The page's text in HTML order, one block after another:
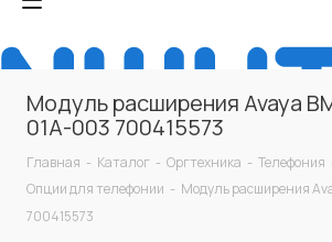
Модуль расширения Avaya
01А-003 700415573
Главная - Каталог - Оргтехника - Телефония
Опции для телефонии - Модуль расширения
700415573